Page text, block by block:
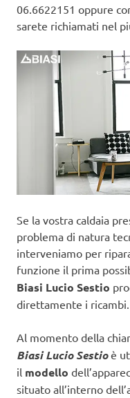
06.6622151 oppure
sarete richiamati nel
Se la vostra caldaia
problema di natura
interveniamo per
funzione il prima
Biasi Lucio Sestio
direttamente i ricambi.
Al momento della
Biasi Lucio Sestioè
il modello
situato all’interno